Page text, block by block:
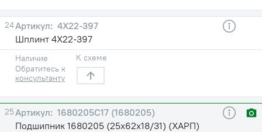
24
4Х22-397
Шплинт 4Х22-397
Наличие
Обратитесь к
консультанту
К схеме
25
1680205С17 (1680205)
Подшипник 1680205 (25х62х18/31) (ХАРП)